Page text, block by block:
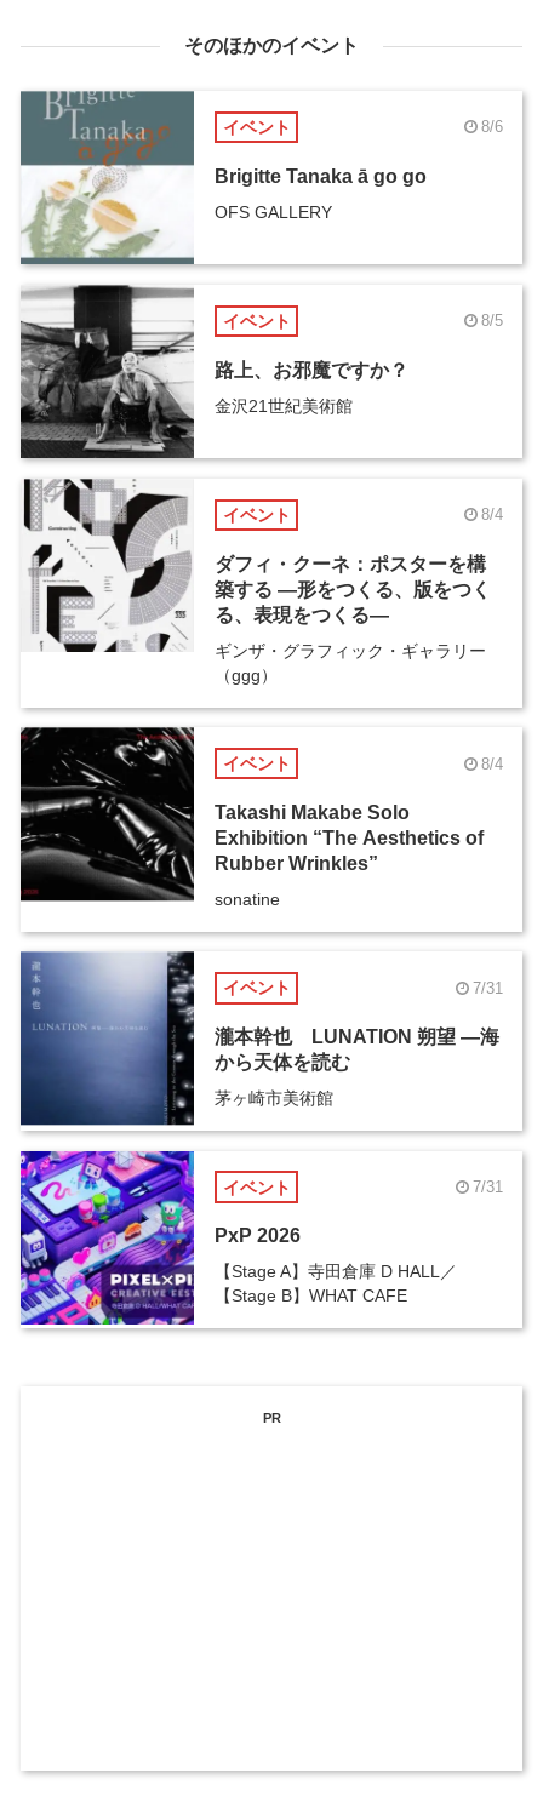
そのほかのイベント
イベント 8/6
Brigitte Tanaka ā go go
OFS GALLERY
イベント 8/5
路上、お邪魔ですか？
金沢21世紀美術館
イベント 8/4
ダフィ・クーネ：ポスターを構
築する ―形をつくる、版をつく
る、表現をつくる―
ギンザ・グラフィック・ギャラリー
（ggg）
イベント 8/4
Takashi Makabe Solo
Exhibition “The Aesthetics of
Rubber Wrinkles”
sonatine
イベント 7/31
瀧本幹也 LUNATION 朔望 ―海
から天体を読む
茅ヶ崎市美術館
イベント 7/31
PxP 2026
【Stage A】寺田倉庫 D HALL／
【Stage B】WHAT CAFE
PR